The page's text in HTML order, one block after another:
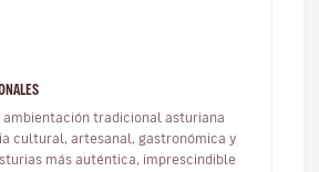
ambientación tradicional asturiana
cultural, artesanal, gastronómica y
más auténtica, imprescindible